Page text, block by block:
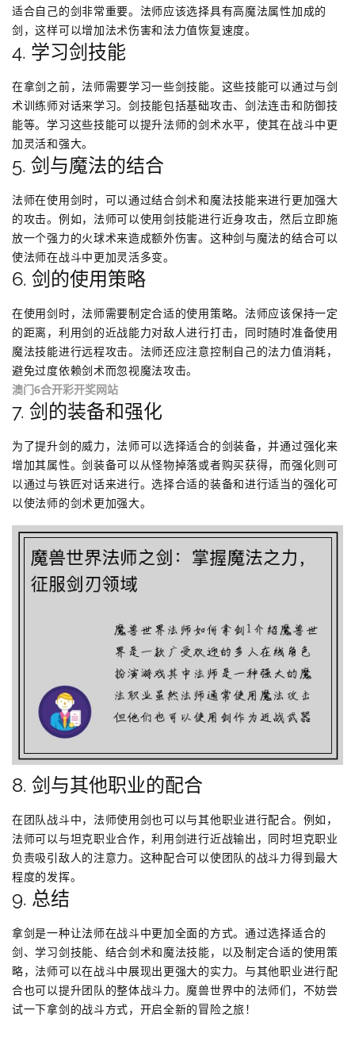
适合自己的剑非常重要。法师应该选择具有高魔法属性加成的
剑，这样可以增加法术伤害和法力值恢复速度。
4. 学习剑技能
在拿剑之前，法师需要学习一些剑技能。这些技能可以通过与剑
术训练师对话来学习。剑技能包括基础攻击、剑法连击和防御技
能等。学习这些技能可以提升法师的剑术水平，使其在战斗中更
加灵活和强大。
5. 剑与魔法的结合
法师在使用剑时，可以通过结合剑术和魔法技能来进行更加强大
的攻击。例如，法师可以使用剑技能进行近身攻击，然后立即施
放一个强力的火球术来造成额外伤害。这种剑与魔法的结合可以
使法师在战斗中更加灵活多变。
6. 剑的使用策略
在使用剑时，法师需要制定合适的使用策略。法师应该保持一定
的距离，利用剑的近战能力对敌人进行打击，同时随时准备使用
魔法技能进行远程攻击。法师还应注意控制自己的法力值消耗，
避免过度依赖剑术而忽视魔法攻击。
澳门6合开彩开奖网站
7. 剑的装备和强化
为了提升剑的威力，法师可以选择适合的剑装备，并通过强化来
增加其属性。剑装备可以从怪物掉落或者购买获得，而强化则可
以通过与铁匠对话来进行。选择合适的装备和进行适当的强化可
以使法师的剑术更加强大。
8. 剑与其他职业的配合
在团队战斗中，法师使用剑也可以与其他职业进行配合。例如，
法师可以与坦克职业合作，利用剑进行近战输出，同时坦克职业
负责吸引敌人的注意力。这种配合可以使团队的战斗力得到最大
程度的发挥。
9. 总结
拿剑是一种让法师在战斗中更加全面的方式。通过选择适合的
剑、学习剑技能、结合剑术和魔法技能，以及制定合适的使用策
略，法师可以在战斗中展现出更强大的实力。与其他职业进行配
合也可以提升团队的整体战斗力。魔兽世界中的法师们，不妨尝
试一下拿剑的战斗方式，开启全新的冒险之旅！